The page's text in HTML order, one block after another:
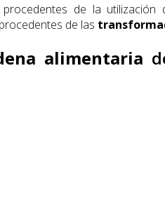
de la utilización
de las
alimentaria